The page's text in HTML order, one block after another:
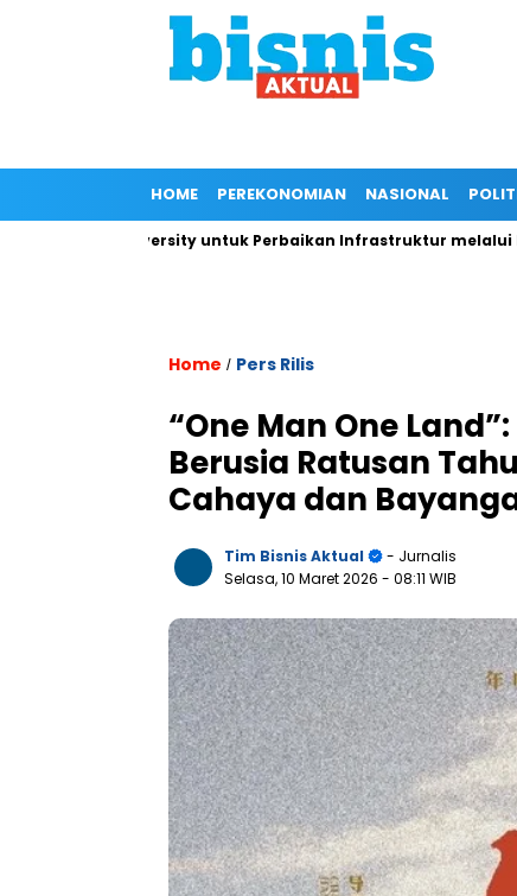
HOME PEREKONOMIAN NASIONAL
University untuk Perbaikan Infrastruktur melalui Renovasi
Home / Pers Rilis
“One Man One
Berusia Ratusan
Cahaya dan
Tim Bisnis Aktual
- Jurnalis
Selasa, 10 Maret 2026 - 08:11 WIB